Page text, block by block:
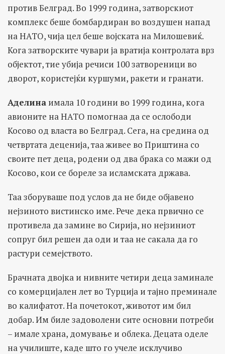
против Белград. Во 1999 година, затворскиот
комплекс беше бомбардиран во воздушен напад
на НАТО, чија цел беше војската на Милошевиќ.
Кога затворските чувари ја вратија контролата врз
објектот, тие убија речиси 100 затвореници во
дворот, користејќи куршуми, ракети и гранати.
Аделина имала 10 години во 1999 година, кога
авионите на НАТО помогнаа да се ослободи
Косово од власта во Белград. Сега, на средина од
четвртата деценија, таа живее во Приштина со
своите пет деца, родени од два брака со мажи од
Косово, кои се бореле за исламската држава.
Таа зборуваше под услов да не биде објавено
нејзиното вистинско име. Рече дека првично се
противела да замине во Сирија, но нејзиниот
сопруг бил решен да оди и таа не сакала да го
растури семејството.
Брачната двојка и нивните четири деца заминале
со комерцијален лет во Турција и тајно преминале
во калифатот. На почетокот, животот им бил
добар. Им биле задоволени сите основни потреби
– имале храна, домување и облека. Децата оделе
на училиште, каде што го учеле исклучиво